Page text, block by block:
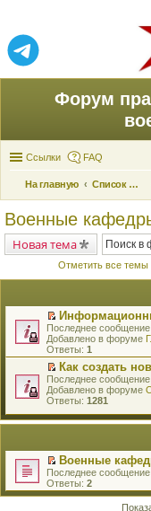
Форум
Ссылки FAQ
На главную Список форумов
Военные
Новая тема
Отметить все темы
П
е
р
е
й
т
и
к
е
о
м
у
н
е
Последнее сообщение
Добавлено в форуме
Ответы: 1
П
е
р
й
к
п
е
р
в
Как создать
Последнее сообщение
Добавлено в форуме
Ответы: 1281
П
е
р
Военные
Последнее сообщение
Ответы: 2